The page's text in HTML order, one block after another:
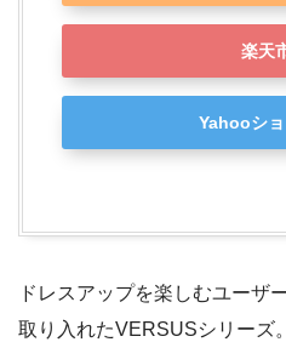
楽天
Yahooシ
ドレスアップを楽しむユーザ
取り入れたVERSUSシリーズ